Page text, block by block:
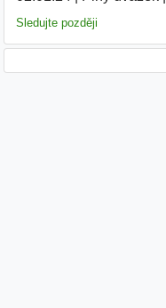
Sledujte později